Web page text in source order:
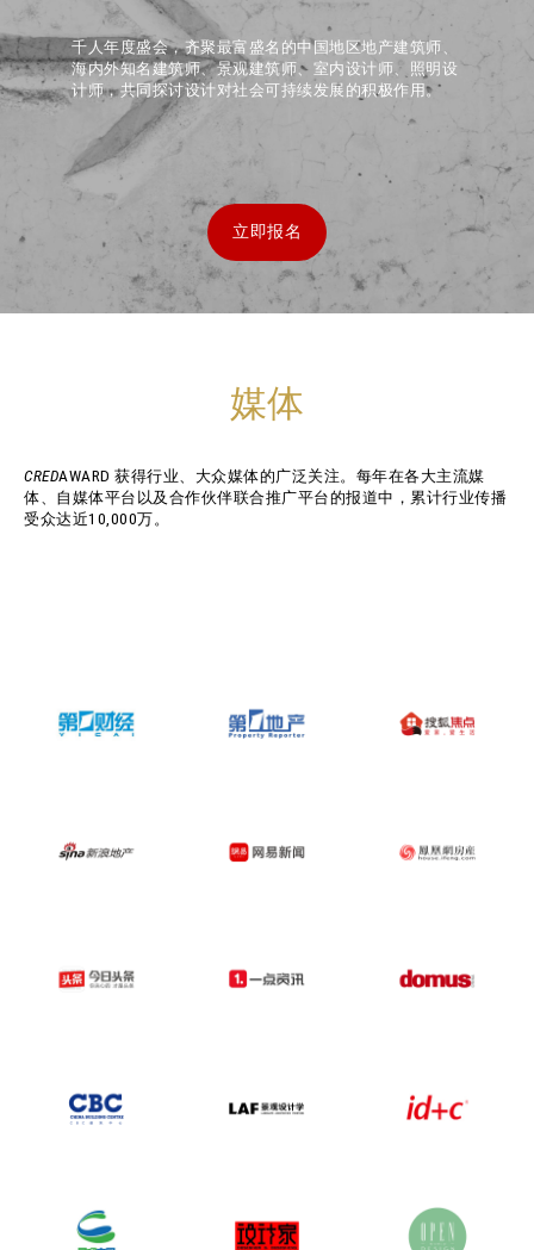
千人年度盛会，齐聚最富盛名的中国地区地产建筑师、
海内外知名建筑师、景观建筑师、室内设计师、照明设
计师，共同探讨设计对社会可持续发展的积极作用。
立即报名
媒体
CREDAWARD 获得行业、大众媒体的广泛关注。每年在各大主流媒
体、自媒体平台以及合作伙伴联合推广平台的报道中，累计行业传播
受众达近10,000万。